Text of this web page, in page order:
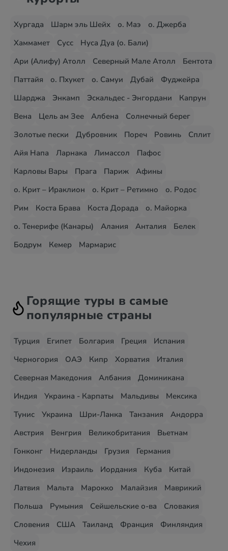
Хургада Шарм эль Шейх о. Маэ
о. Джерба
Хаммамет
Сусс
Нуса Дуа (о. Бали)
Ари (Алифу) Атолл
Северный Мале Атолл
Бентота
Паттайя
о. Пхукет о. Самуи Дубай
Фуджейра
Шарджа
Энкамп Эскальдес - Энгордани
Капрун
Вена
Цель ам Зее Албена
Солнечный берег
Золотые пески
Дубровник Пореч Ровинь
Сплит
Айя Напа
Ларнака Лимассол
Пафос
Карловы Вары
Прага Париж
Афины
о. Крит – Ираклион
о. Крит – Ретимно
о. Родос
Рим
Коста Брава Коста Дорада
о. Майорка
о. Тенерифе (Канары)
Алания Анталия
Белек
Бодрум
Кемер Мармарис
Горящие туры в самые
популярные страны
Турция Египет Болгария Греция
Испания
Черногория
ОАЭ Кипр Хорватия
Италия
Северная Македония
Албания
Доминикана
Индия
Украина - Карпаты Мальдивы
Мексика
Тунис
Украина Шри-Ланка Танзания
Андорра
Австрия
Венгрия Великобритания
Вьетнам
Гонконг
Нидерланды Грузия
Германия
Индонезия
Израиль Иордания Куба
Китай
Латвия
Мальта Марокко Малайзия
Маврикий
Польша
Румыния Сейшельские о-ва
Словакия
Словения
США Таиланд Франция
Финляндия
Чехия